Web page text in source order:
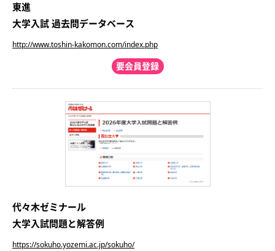
東進
大学入試 過去問データベース
要会員登録
http://www.toshin-kakomon.com/index.php
代々木ゼミナール
大学入試問題と解答例
https://sokuho.yozemi.ac.jp/sokuho/